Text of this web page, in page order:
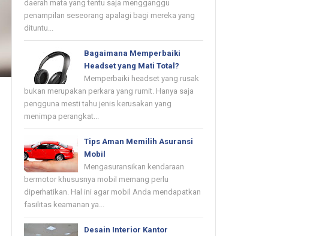
daerah mata yang tentu saja mengganggu
penampilan seseorang apalagi bagi mereka yang
dituntu...
Bagaimana Memperbaiki
Headset yang Mati Total?
Memperbaiki headset yang rusak
bukan merupakan perkara yang rumit. Hanya saja
pengguna mesti tahu jenis kerusakan yang
menimpa perangkat...
Tips Aman Memilih Asuransi
Mobil
Mengasuransikan kendaraan
bermotor khususnya mobil memang perlu
diperhatikan. Hal ini agar mobil Anda mendapatkan
fasilitas keamanan ya...
Desain Interior Kantor